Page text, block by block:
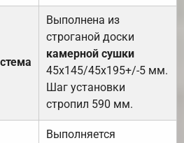
Выполнена из
строганой доски
камерной сушки
45х145/45х195+/-5 мм.
Шаг установки
стропил 590 мм.
Выполняется